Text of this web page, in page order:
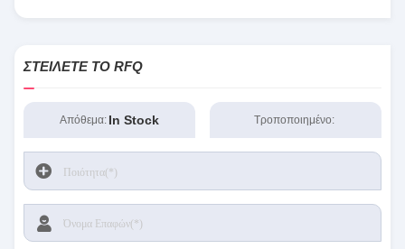
ΣΤΕΊΛΕΤΕ ΤΟ RFQ
Απόθεμα: In Stock Τροποποιημένο: